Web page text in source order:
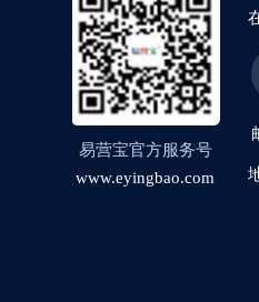
易营宝官方服务号
www.eyingbao.com